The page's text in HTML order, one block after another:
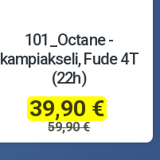
101_Octane -
kampiakseli, Fude 4T
(22h)
39,90 €
59,90 €